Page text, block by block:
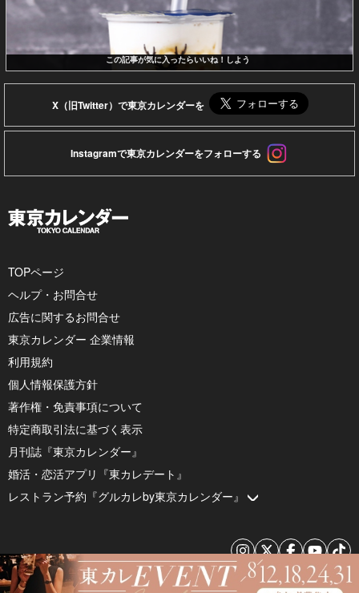
この記事が気に入ったらいいね！しよう
X（旧Twitter）で東京カレンダーを
Instagramで東京カレンダーをフォローする
TOPページ
ヘルプ・お問合せ
広告に関するお問合せ
東京カレンダー 企業情報
利用規約
個人情報保護方針
著作権・免責事項について
特定商取引法に基づく表示
月刊誌『東京カレンダー』
婚活・恋活アプリ『東カレデート』
レストラン予約『グルカレby東京カレンダー』
© 2026 by Tokyo Calendar, Inc.